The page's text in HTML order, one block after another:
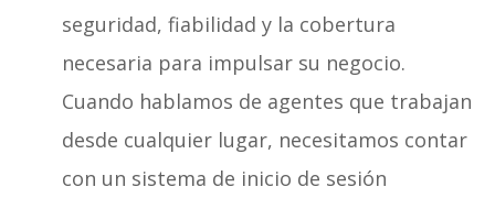
seguridad, fiabilidad y la cobertura
necesaria para impulsar su negocio.
Cuando hablamos de agentes que trabajan
desde cualquier lugar, necesitamos contar
con un sistema de inicio de sesión